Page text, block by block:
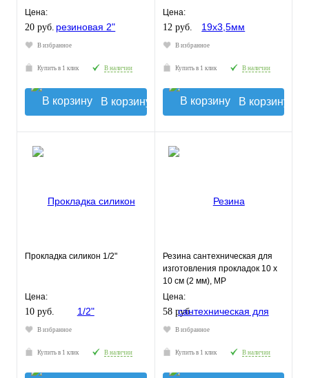
Цена:
20 руб.
В избранное
Купить в 1 клик В наличии
В корзину
Цена:
12 руб.
В избранное
Купить в 1 клик В наличии
В корзину
Прокладка силикон 1/2"
Цена:
10 руб.
В избранное
Купить в 1 клик В наличии
Резина сантехническая для
изготовления прокладок 10 х
10 см (2 мм), MP
Цена:
58 руб.
В избранное
Купить в 1 клик В наличии